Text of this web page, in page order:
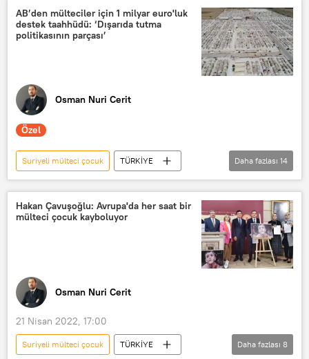
Suriyeli
Suriyeli mülteciler
Aile ve Sosyal Hizmetler Bakanlığı
AB’den mülteciler için 1 milyar euro'luk
destek taahhüdü: ‘Dışarıda tutma
politikasının parçası’
Osman Nuri Cerit
Özel
Suriyeli mülteci çocuk
TÜRKİYE
Türkiye
AB
AB Türkiye Delegasyonu
Türkiye-AB İlişkileri
mülteci sorunu
Mülteci Derneği
Ankara Yıldırım Beyazıt Üniversitesi
Rüşvet
Daha fazlası 14
Hakan Çavuşoğlu: Avrupa'da her saat bir
mülteci çocuk kayboluyor
Osman Nuri Cerit
21 Nisan 2022, 17:00
Suriyeli mülteci çocuk
TÜRKİYE
Daha fazlası 8